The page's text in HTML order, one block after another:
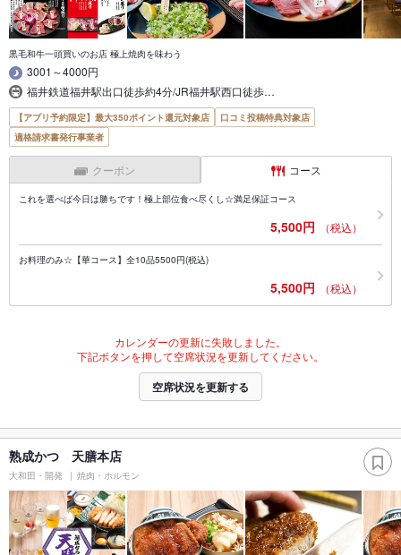
黒毛和牛一頭買いのお店 極上焼肉を味わう
3001～4000円
福井鉄道福井駅出口徒歩約4分/JR福井駅西口徒歩…
【アプリ予約限定】最大350ポイント還元対象店
口コミ投稿特典対象店
適格請求書発行事業者
クーポン コース
これを選べば今日は勝ちです！極上部位食べ尽くし☆満足保証コース
5,500円 （税込）
お料理のみ☆【華コース】全10品5500円(税込)
5,500円 （税込）
カレンダーの更新に失敗しました。
下記ボタンを押して空席状況を更新してください。
空席状況を更新する
熟成かつ 天膳本店
大和田・開発 焼肉・ホルモン